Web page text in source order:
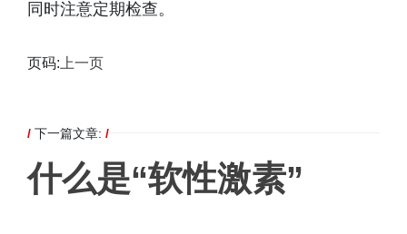
同时注意定期检查。
页码: 上一页
/ 下一篇文章: /
什么是“软性激素”